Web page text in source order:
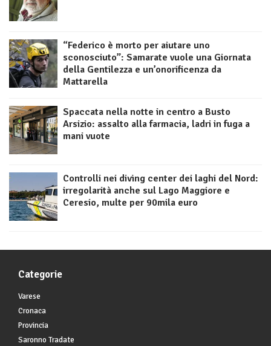
“Federico è morto per aiutare uno
sconosciuto”: Samarate vuole una Giornata
della Gentilezza e un’onorificenza da
Mattarella
Spaccata nella notte in centro a Busto
Arsizio: assalto alla farmacia, ladri in fuga a
mani vuote
Controlli nei diving center dei laghi del Nord:
irregolarità anche sul Lago Maggiore e
Ceresio, multe per 90mila euro
Categorie
Varese
Cronaca
Provincia
Saronno Tradate